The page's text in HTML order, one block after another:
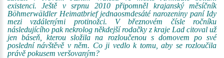
existenci. Ještě v srpnu 2010 připomněl krajanský měsíčník
Böhmerwäldler Heimatbrief jednaosmdesáté narozeniny paní Idy
mezi vzdálenými protinožci. V březnovém čísle ročníku
následujícího pak nekrolog někdejší rodačky z kraje Lad citoval už
jen báseň, kterou složila na rozloučenou s domovem po své
poslední návštěvě v něm. Co ji vedlo k tomu, aby se rozloučila
právě pokusem veršovaným?